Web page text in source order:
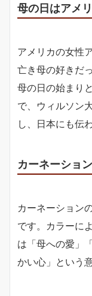
母の日はアメ
アメリカの女性
亡き母の好きだ
母の日の始まり
で、ウィルソン
し、日本にも伝
カーネーショ
カーネーション
です。カラーに
は「母への愛」
かい心」という